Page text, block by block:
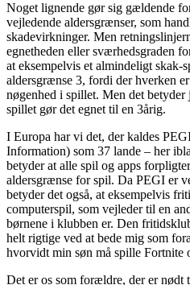
Noget lignende gør sig gældende
vejledende aldersgrænser, som
skadevirkninger. Men
egnetheden eller sværhedsgraden
at eksempelvis et almindeligt skak-
aldersgrænse 3, fordi der hverken
nøgenhed i spillet. Men det
spillet gør det egnet til en 3årig.
I Europa har vi det, der kaldes
Information) som 37 lande – her
betyder at alle spil og apps
aldersgrænse for spil. Da PEGI er
betyder det også, at eksempelvis
computerspil, som vejleder til en
børnene i klubben er. Den
helt rigtige ved at bede mig som
hvorvidt min søn må spille Fortnite
Det er os som forældre, der er